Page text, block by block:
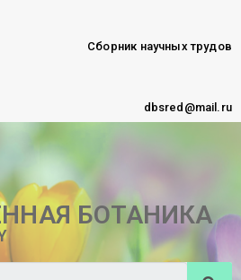
Сборник научных трудов
dbsred@mail.ru
БОТАНИКА